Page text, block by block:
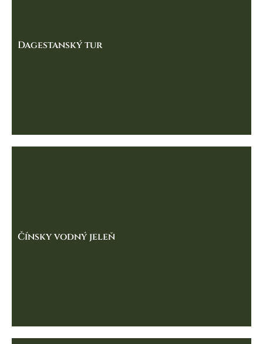
Dagestanský tur
Čínsky vodný jeleň